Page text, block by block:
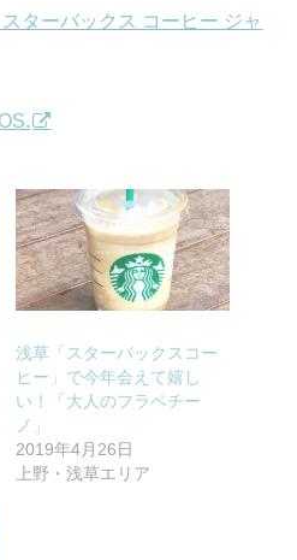
ターバックス コーヒー ジャ
浅草「スターバックスコー
ヒー」で今年会えて嬉し
い！「大人のフラペチー
ノ」
2019年4月26日
上野・浅草エリア